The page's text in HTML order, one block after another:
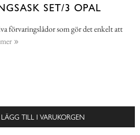
SET/3 OPAL
förvaringslådor som gör det enkelt att
LÄGG TILL I VARUKORGEN